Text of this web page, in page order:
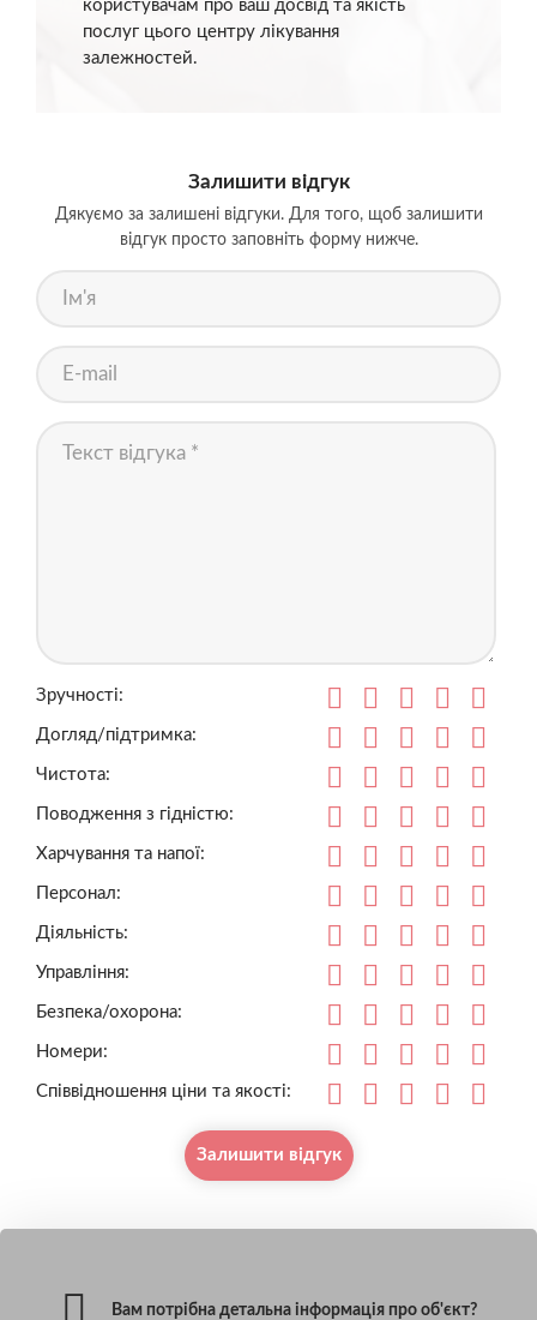
користувачам про ваш досвід та якість
послуг цього центру лікування
залежностей.
Залишити відгук
Дякуємо за залишені відгуки. Для того, щоб залишити
відгук просто заповніть форму нижче.
Зручності:
Догляд/підтримка:
Чистота:
Поводження з гідністю:
Харчування та напої:
Персонал:
Діяльність:
Управління:
Безпека/охорона:
Номери:
Співвідношення ціни та якості:
Залишити відгук
Вам потрібна детальна інформація про об'єкт?